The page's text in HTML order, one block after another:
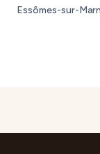
Essômes-sur-